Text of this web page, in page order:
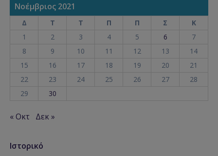
Νοέμβριος 2021
Δ Τ Τ Π Π Σ
Κ
1
2 3 4 5 6
7
8
9 10 11 12 13
14
15
16 17 18 19 20
21
22
23 24 25 26 27
28
29
30
« Οκτ Δεκ »
Ιστορικό